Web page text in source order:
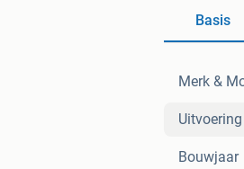
Basis
Merk &
Uitvoering
Bouwjaar